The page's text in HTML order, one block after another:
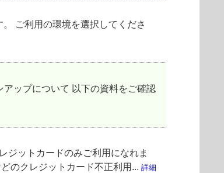
ご利用の環境を選択してくださ
ップについて 以下の資料をご確認
ジットカードのみご利用になれま
のクレジットカード不正利用... 詳細